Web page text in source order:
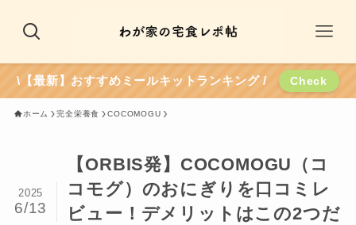
\【最新】おすすめミールキットランキング / Check
ホーム 完全栄養食 COCOMOGU
【ORBIS発】COCOMOGU（コ
コモグ）のおにぎりを口コミレ
ビュー！デメリットはこの2つだ
2025
6/13